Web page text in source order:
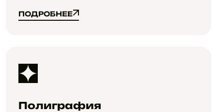
ПОДРОБНЕЕ
ПОДРОБНЕЕ
Полиграфия